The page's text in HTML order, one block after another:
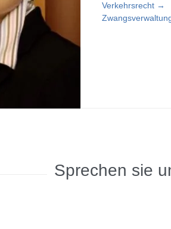
Verkehrsrecht →
Sprechen sie